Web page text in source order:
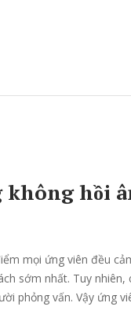
không hồi
mọi ứng viên đều
sớm nhất. Tuy
phỏng vấn. Vậy ứng